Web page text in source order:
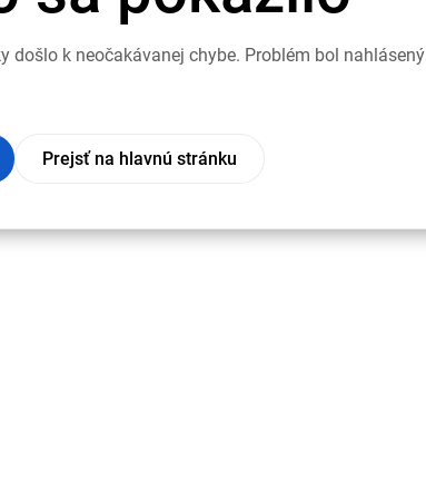
došlo k neočakávanej chybe. Problém bol nahlásený
Prejsť na hlavnú stránku